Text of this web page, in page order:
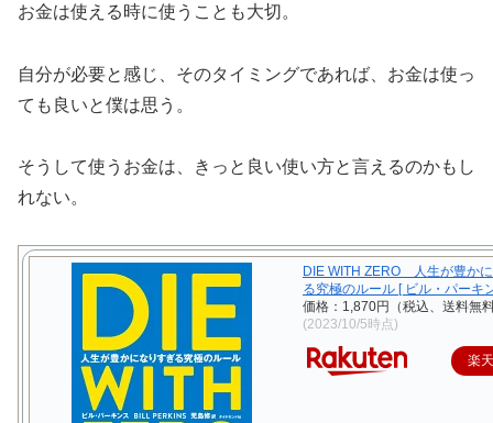
お金は使える時に使うことも大切。
自分が必要と感じ、そのタイミングであれば、お金は使っ
ても良いと僕は思う。
そうして使うお金は、きっと良い使い方と言えるのかもし
れない。
DIE WITH ZERO 人生が豊か
る究極のルール [ ビル・パーキ
価格：1,870円（税込、送料無
(2023/10/5時点)
楽